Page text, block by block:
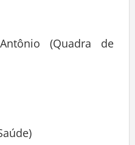
(Quadra de